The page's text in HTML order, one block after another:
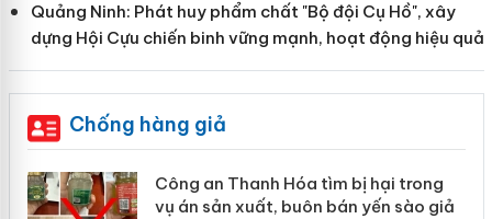
Quảng Ninh: Phát huy phẩm chất "Bộ đội Cụ Hồ", xây
dựng Hội Cựu chiến binh vững mạnh, hoạt động hiệu quả
Chống hàng giả
Công an Thanh Hóa tìm bị hại trong
vụ án sản xuất, buôn bán yến sào giả